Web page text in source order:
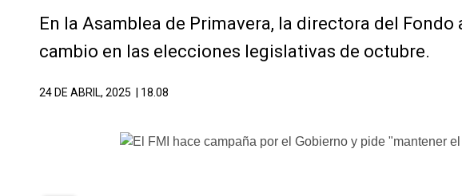
En la Asamblea de Primavera, la directora del
cambio en las elecciones legislativas de octubre.
24 DE ABRIL, 2025 | 18.08